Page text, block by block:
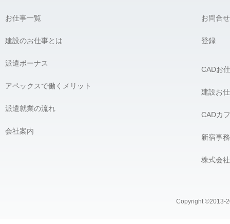
お仕事一覧
建設のお仕事とは
派遣ボーナス
アペックスで働くメリット
派遣就業の流れ
会社案内
お問合せ
登録
CADお
建設お
CADカ
新宿事
株式会
Copyright ©2013-